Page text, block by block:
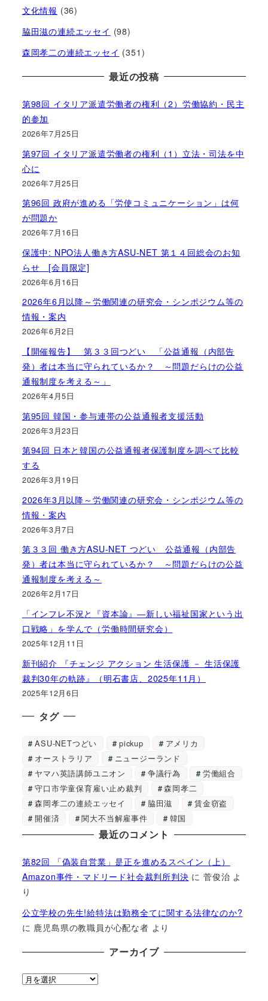
文化情報 (36)
脇田滋の連続エッセイ (98)
森岡孝二の連続エッセイ (351)
最近の投稿
第98回 イタリア派遣労働者の権利（2）労働協約・民主
的参加
2026年7月25日
第97回 イタリア派遣労働者の権利（1）立法・司法を中
心に
2026年7月25日
第96回 政府が進める「労使コミュニケーション」は何
が問題か
2026年7月16日
保護中: NPO法人働き方ASU-NET 第１４回総会のお知
らせ [会員限定]
2026年6月16日
2026年6月以降～労働関連の研究会・シンポジウム等の
情報・案内
2026年6月2日
【開催報告】 第３３回つどい 「公益通報（内部告
発）者は本当に守られているか？ ～問題だらけの公益
通報制度を考える～」
2026年4月5日
第95回 韓国・参与連帯の公益通報者支援活動
2026年3月23日
第94回 日本と韓国の公益通報者保護制度を調べて比較
する
2026年3月19日
2026年3月以降～労働関連の研究会・シンポジウム等の
情報・案内
2026年3月7日
第３３回 働き方ASU-NET つどい 公益通報（内部告
発）者は本当に守られているか？ ～問題だらけの公益
通報制度を考える～
2026年2月17日
「インフレ不況と『資本論』―新しい福祉国家という出
口戦略」を学んで（労働時間研究会）
2025年12月11日
新刊紹介 『チェンジ アクション 生活保護 － 生活保護
裁判30年の軌跡』（明石書店、2025年11月）
2025年12月6日
タグ
ASU-NETつどい pickup
アメリカ
オーストラリア
ニュージーランド
ヤマハ英語講師ユニオン
争議行為
労働組合
守口市学童保育雇い止め裁判
森岡孝二
森岡孝二の連続エッセイ
脇田滋
賃金窃盗
開催済
関大不当解雇事件 韓国
最近のコメント
第82回 「偽装自営業」是正を進めるスペイン（上）
Amazon事件・マドリード社会裁判所判決 に菅俊治 よ
り
公立学校の先生!給特法は勤務全てに関する法律なのか?
に 鹿児島県の教職員が心配な者 より
アーカイブ
ア